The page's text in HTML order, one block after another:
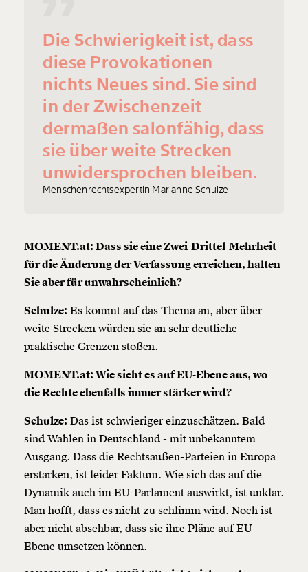
Veränderung
Die Schwierigkeit ist, dass
diese Provokationen
nichts Neues sind. Sie sind
in der Zwischenzeit
dermaßen salonfähig, dass
sie über weite Strecken
unwidersprochen bleiben.
Menschenrechtsexpertin Marianne Schulze
MOMENT.at: Dass sie eine Zwei-Drittel-Mehrheit
für die Änderung der Verfassung erreichen, halten
Sie aber für unwahrscheinlich?
Schulze: Es kommt auf das Thema an, aber über
weite Strecken würden sie an sehr deutliche
praktische Grenzen stoßen.
MOMENT.at: Wie sieht es auf EU-Ebene aus, wo
die Rechte ebenfalls immer stärker wird?
Schulze: Das ist schwieriger einzuschätzen. Bald
sind Wahlen in Deutschland - mit unbekanntem
Ausgang. Dass die Rechtsaußen-Parteien in Europa
erstarken, ist leider Faktum. Wie sich das auf die
Dynamik auch im EU-Parlament auswirkt, ist unklar.
Man hofft, dass es nicht zu schlimm wird. Noch ist
aber nicht absehbar, dass sie ihre Pläne auf EU-
Ebene umsetzen können.